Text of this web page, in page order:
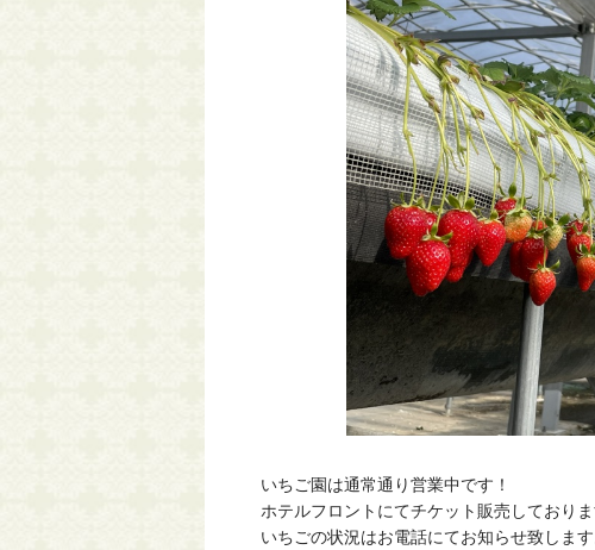
いちご園は通常通り営業中です！
ホテルフロントにてチケット販売しており
いちごの状況はお電話にてお知らせ致します